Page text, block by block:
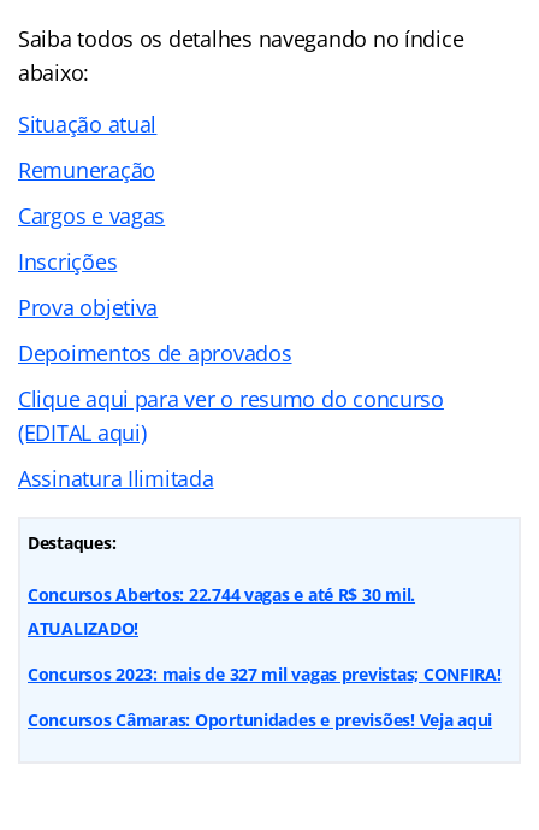
Saiba todos os detalhes navegando no índice
abaixo:
Situação atual
Remuneração
Cargos e vagas
Inscrições
Prova objetiva
Depoimentos de aprovados
Clique aqui para ver o resumo do concurso
(EDITAL aqui)
Assinatura Ilimitada
Destaques:
Concursos Abertos: 22.744 vagas e até R$ 30 mil.
ATUALIZADO!
Concursos 2023: mais de 327 mil vagas previstas; CONFIRA!
Concursos Câmaras: Oportunidades e previsões! Veja aqui